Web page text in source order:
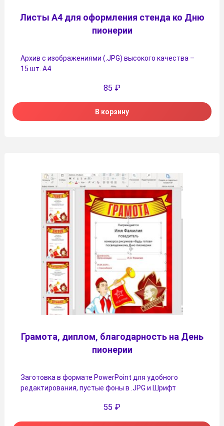
Листы А4 для оформления стенда ко Дню
пионерии
Архив с изображениями (.JPG) высокого качества –
15 шт. А4
85 ₽
В корзину
Грамота, диплом, благодарность на День
пионерии
Заготовка в формате PowerPoint для удобного
редактирования, пустые фоны в .JPG и Шрифт
55 ₽